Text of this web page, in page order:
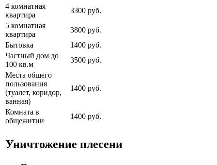
4 комнатная
квартира
3300 руб.
5 комнатная
квартира
3800 руб.
Бытовка
1400 руб.
Частный дом до
100 кв.м
3500 руб.
Места общего
пользования
(туалет, коридор,
ванная)
1400 руб.
Комната в
общежитии
1400 руб.
Уничтожение плесени